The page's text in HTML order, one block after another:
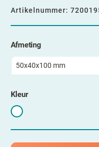
Artikelnummer:
Afmeting
Kleur